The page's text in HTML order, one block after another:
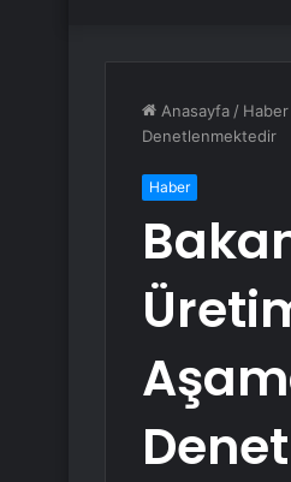
Anasayfa / Haber
Denetlenmektedir
Haber